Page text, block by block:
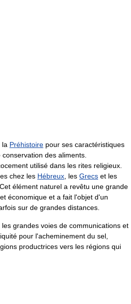
la Préhistoire pour ses caractéristiques
des aliments.
utilisé dans les rites religieux.
chez les Hébreux , les Grecs et les
. Cet élément naturel a revêtu une grande
économique et a fait l'objet d'un
sur de grandes distances.
les grandes voies de communications et
pour l'acheminement du sel,
productrices vers les régions qui